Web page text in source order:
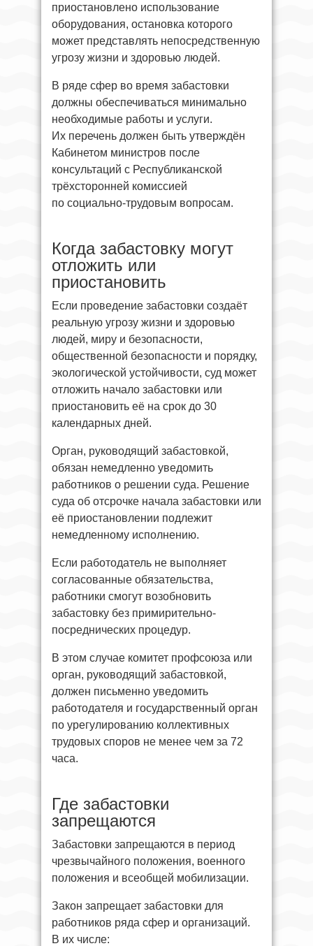
приостановлено использование
оборудования, остановка которого
может представлять непосредственную
угрозу жизни и здоровью людей.
В ряде сфер во время забастовки
должны обеспечиваться минимально
необходимые работы и услуги.
Их перечень должен быть утверждён
Кабинетом министров после
консультаций с Республиканской
трёхсторонней комиссией
по социально-трудовым вопросам.
Когда забастовку могут
отложить или
приостановить
Если проведение забастовки создаёт
реальную угрозу жизни и здоровью
людей, миру и безопасности,
общественной безопасности и порядку,
экологической устойчивости, суд может
отложить начало забастовки или
приостановить её на срок до 30
календарных дней.
Орган, руководящий забастовкой,
обязан немедленно уведомить
работников о решении суда. Решение
суда об отсрочке начала забастовки или
её приостановлении подлежит
немедленному исполнению.
Если работодатель не выполняет
согласованные обязательства,
работники смогут возобновить
забастовку без примирительно-
посреднических процедур.
В этом случае комитет профсоюза или
орган, руководящий забастовкой,
должен письменно уведомить
работодателя и государственный орган
по урегулированию коллективных
трудовых споров не менее чем за 72
часа.
Где забастовки
запрещаются
Забастовки запрещаются в период
чрезвычайного положения, военного
положения и всеобщей мобилизации.
Закон запрещает забастовки для
работников ряда сфер и организаций.
В их числе: